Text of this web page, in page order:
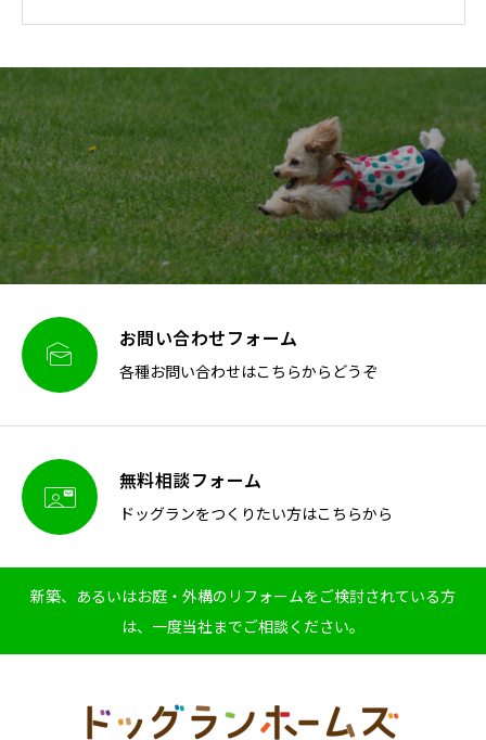
 お問い合わせフォーム
各種お問い合わせはこちらからどうぞ
 無料相談フォーム
ドッグランをつくりたい方はこちらから
新築、あるいはお庭・外構のリフォームをご検討されている方
は、一度当社までご相談ください。